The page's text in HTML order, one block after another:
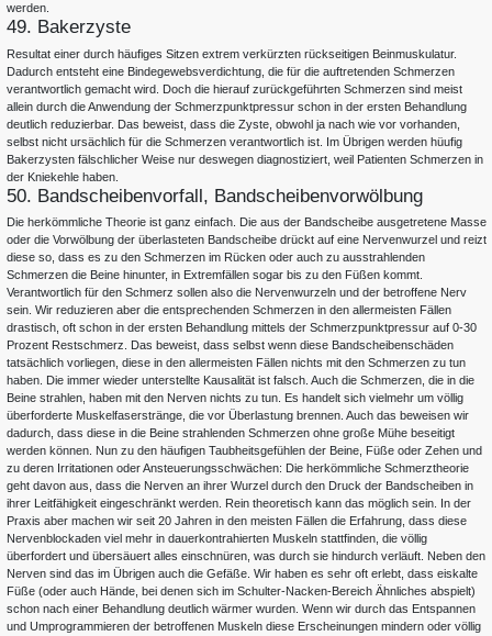
werden.
49. Bakerzyste
Resultat einer durch häufiges Sitzen extrem verkürzten rückseitigen Beinmuskulatur.
Dadurch entsteht eine Bindegewebsverdichtung, die für die auftretenden Schmerzen
verantwortlich gemacht wird. Doch die hierauf zurückgeführten Schmerzen sind meist
allein durch die Anwendung der Schmerzpunktpressur schon in der ersten Behandlung
deutlich reduzierbar. Das beweist, dass die Zyste, obwohl ja nach wie vor vorhanden,
selbst nicht ursächlich für die Schmerzen verantwortlich ist. Im Übrigen werden hüufig
Bakerzysten fälschlicher Weise nur deswegen diagnostiziert, weil Patienten Schmerzen in
der Kniekehle haben.
50. Bandscheibenvorfall, Bandscheibenvorwölbung
Die herkömmliche Theorie ist ganz einfach. Die aus der Bandscheibe ausgetretene Masse
oder die Vorwölbung der überlasteten Bandscheibe drückt auf eine Nervenwurzel und reizt
diese so, dass es zu den Schmerzen im Rücken oder auch zu ausstrahlenden
Schmerzen die Beine hinunter, in Extremfällen sogar bis zu den Füßen kommt.
Verantwortlich für den Schmerz sollen also die Nervenwurzeln und der betroffene Nerv
sein. Wir reduzieren aber die entsprechenden Schmerzen in den allermeisten Fällen
drastisch, oft schon in der ersten Behandlung mittels der Schmerzpunktpressur auf 0-30
Prozent Restschmerz. Das beweist, dass selbst wenn diese Bandscheibenschäden
tatsächlich vorliegen, diese in den allermeisten Fällen nichts mit den Schmerzen zu tun
haben. Die immer wieder unterstellte Kausalität ist falsch. Auch die Schmerzen, die in die
Beine strahlen, haben mit den Nerven nichts zu tun. Es handelt sich vielmehr um völlig
überforderte Muskelfaserstränge, die vor Überlastung brennen. Auch das beweisen wir
dadurch, dass diese in die Beine strahlenden Schmerzen ohne große Mühe beseitigt
werden können. Nun zu den häufigen Taubheitsgefühlen der Beine, Füße oder Zehen und
zu deren Irritationen oder Ansteuerungsschwächen: Die herkömmliche Schmerztheorie
geht davon aus, dass die Nerven an ihrer Wurzel durch den Druck der Bandscheiben in
ihrer Leitfähigkeit eingeschränkt werden. Rein theoretisch kann das möglich sein. In der
Praxis aber machen wir seit 20 Jahren in den meisten Fällen die Erfahrung, dass diese
Nervenblockaden viel mehr in dauerkontrahierten Muskeln stattfinden, die völlig
überfordert und übersäuert alles einschnüren, was durch sie hindurch verläuft. Neben den
Nerven sind das im Übrigen auch die Gefäße. Wir haben es sehr oft erlebt, dass eiskalte
Füße (oder auch Hände, bei denen sich im Schulter-Nacken-Bereich Ähnliches abspielt)
schon nach einer Behandlung deutlich wärmer wurden. Wenn wir durch das Entspannen
und Umprogrammieren der betroffenen Muskeln diese Erscheinungen mindern oder völlig